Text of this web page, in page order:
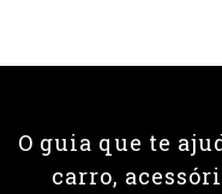
O guia que te
carro,